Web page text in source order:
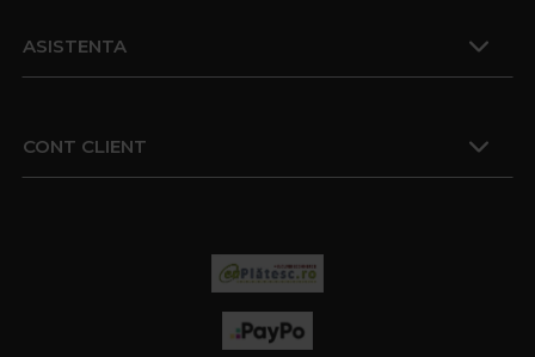
ASISTENTA
CONT CLIENT